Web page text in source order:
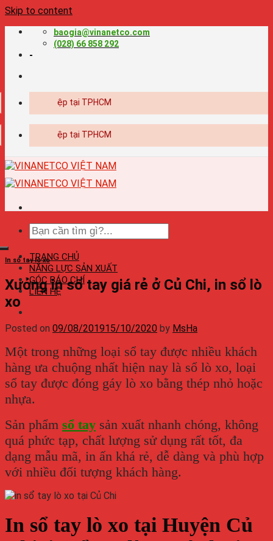
Skip to content
baogia@vinanetco.com
(028) 66 858 292
-
nghiệp tại TPHCM
nghiệp tại TPHCM
TRANG CHỦ
NĂNG LỰC SẢN XUẤT
GÓC BÁO CHÍ
LIÊN HỆ
In sổ tay lò xo
Xưởng in sổ tay giá rẻ ở Củ Chi, in sổ lò
xo
Posted on 09/08/201915/10/2020 by MsHa
Một trong những loại sổ tay được nhiều khách
hàng ưa chuộng nhất hiện nay là sổ lò xo, loại
sổ tay được đóng gáy lò xo bằng thép nhỏ hoặc
nhựa.
Sản phẩm sổ tay sản xuất nhanh chóng, không
quá phức tạp, chất lượng sử dụng rất tốt, đa
dạng mẫu mã, in ấn khá rẻ, dễ dàng và phù hợp
với nhiều đối tượng khách hàng.
In sổ tay lò xo tại Huyện Củ